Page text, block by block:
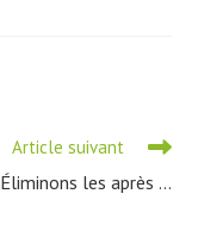
Article suivant
Éliminons les après …